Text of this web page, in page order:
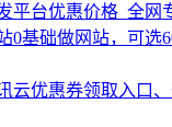
平台优惠价格_全网
0基础做网站，可选
云优惠券领取入口